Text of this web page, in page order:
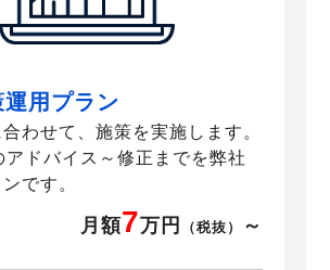
用プラン
わせて、施策を実施します。
アドバイス～修正までを弊社
です。
月額7万円 （税抜） ～